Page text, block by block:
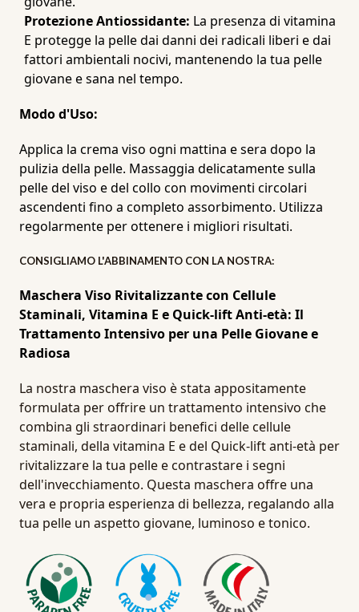
Protezione Antiossidante: La presenza di vitamina
E protegge la pelle dai danni dei radicali liberi e dai
fattori ambientali nocivi, mantenendo la tua pelle
giovane e sana nel tempo.
Modo d'Uso:
Applica la crema viso ogni mattina e sera dopo la
pulizia della pelle. Massaggia delicatamente sulla
pelle del viso e del collo con movimenti circolari
ascendenti fino a completo assorbimento. Utilizza
regolarmente per ottenere i migliori risultati.
CONSIGLIAMO L'ABBINAMENTO CON LA NOSTRA:
Maschera Viso Rivitalizzante con Cellule
Staminali, Vitamina E e Quick-lift Anti-età: Il
Trattamento Intensivo per una Pelle Giovane e
Radiosa
La nostra maschera viso è stata appositamente
formulata per offrire un trattamento intensivo che
combina gli straordinari benefici delle cellule
staminali, della vitamina E e del Quick-lift anti-età per
rivitalizzare la tua pelle e contrastare i segni
dell'invecchiamento. Questa maschera offre una
vera e propria esperienza di bellezza, regalando alla
tua pelle un aspetto giovane, luminoso e tonico.